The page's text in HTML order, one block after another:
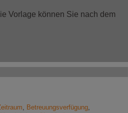
Vorlage können Sie nach dem
, Betreuungsverfügung,